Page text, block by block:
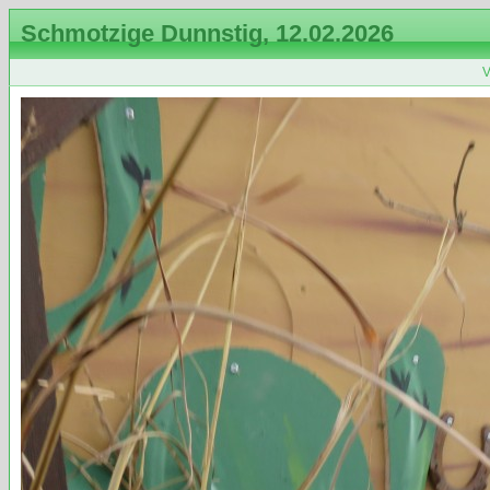
Schmotzige Dunnstig, 12.02.2026